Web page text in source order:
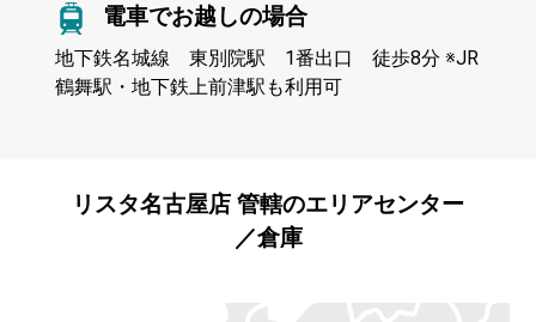
電車でお越しの場合
地下鉄名城線 東別院駅 1番出口 徒歩8分 ※JR
鶴舞駅・地下鉄上前津駅も利用可
リスタ名古屋店 管轄のエリアセンター
／倉庫